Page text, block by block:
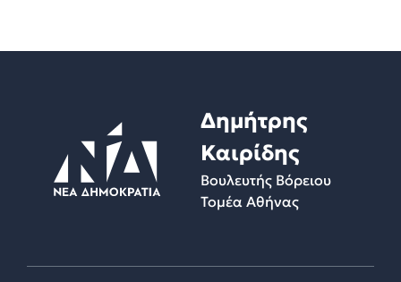
Δημήτρης
Καιρίδης
Βουλευτής Βόρειου
Τομέα Αθήνας